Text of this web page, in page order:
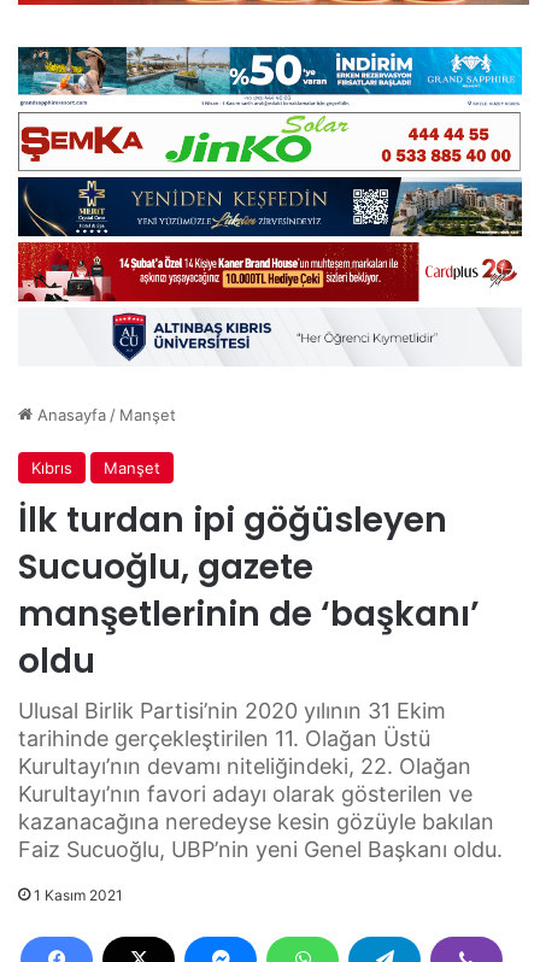
Anasayfa / Manşet
Kıbrıs Manşet
İlk turdan ipi göğüsleyen
Sucuoğlu, gazete
manşetlerinin de ‘başkanı’
oldu
Ulusal Birlik Partisi’nin 2020 yılının 31 Ekim
tarihinde gerçekleştirilen 11. Olağan Üstü
Kurultayı’nın devamı niteliğindeki, 22. Olağan
Kurultayı’nın favori adayı olarak gösterilen ve
kazanacağına neredeyse kesin gözüyle bakılan
Faiz Sucuoğlu, UBP’nin yeni Genel Başkanı oldu.
1 Kasım 2021